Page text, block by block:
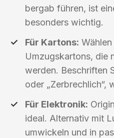
bergab führen, ist
besonders wichtig.
Für Kartons:
Umzugskartons, die
werden. Beschriften
oder „Zerbrechlich“,
Für Elektronik:
ideal. Alternativ mit
umwickeln und in